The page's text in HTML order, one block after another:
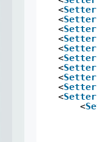
<Setter
<Setter
<Setter
<Setter
<Setter
<Setter
<Setter
<Setter
<Setter
<Setter
<